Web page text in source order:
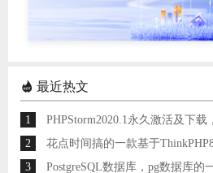
最近热文
1
PHPStorm2020.1永久激活及下载
2
3
PostgreSQL数据库，pg数据库的